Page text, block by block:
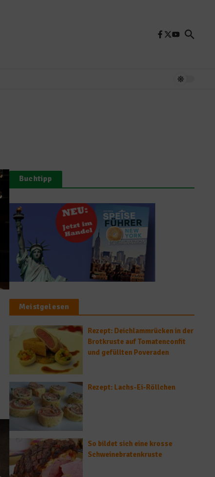
Buchtipp
Meistgelesen
Rezept: Deichlammrücken in der
Brotkruste auf Tomatenconfit
und gefüllten Poveraden
Rezept: Lachs-Ei-Röllchen
So bildet sich eine krosse
Schweinebratenkruste